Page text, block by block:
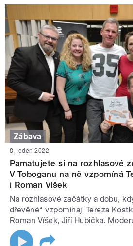
Zábava
8. leden 2022
Pamatujete si na rozhlasové
V Toboganu na ně vzpomíná
i Roman Víšek
Na rozhlasové začátky a dobu,
dřevěné“ vzpomínají Tereza
Roman Víšek, Jiří Hubička.